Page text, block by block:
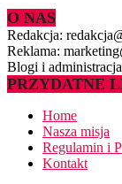
O NAS
Redakcja:
Reklama:
Blogi i
PRZYDATNE
Home
Nasza misja
Regulamin i
Kontakt